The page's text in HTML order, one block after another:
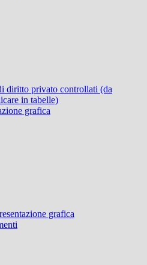
diritto privato controllati (da
in tabelle)
grafica
grafica